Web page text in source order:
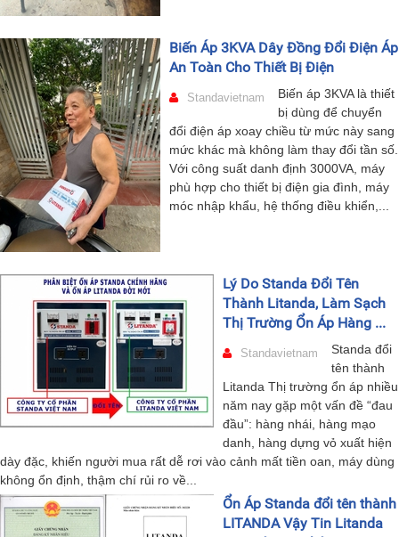
Biến Áp 3KVA Dây Đồng Đổi Điện Áp
An Toàn Cho Thiết Bị Điện
Standavietnam
Biến áp 3KVA là thiết
bị dùng để chuyển
đổi điện áp xoay chiều từ mức này sang
mức khác mà không làm thay đổi tần số.
Với công suất danh định 3000VA, máy
phù hợp cho thiết bị điện gia đình, máy
móc nhập khẩu, hệ thống điều khiển,...
Lý Do Standa Đổi Tên
Thành Litanda, Làm Sạch
Thị Trường Ổn Áp Hàng ...
Standavietnam
Standa đổi
tên thành
Litanda Thị trường ổn áp nhiều
năm nay gặp một vấn đề “đau
đầu”: hàng nhái, hàng mạo
danh, hàng dựng vỏ xuất hiện
dày đặc, khiến người mua rất dễ rơi vào cảnh mất tiền oan, máy dùng
không ổn định, thậm chí rủi ro về...
Ổn Áp Standa đổi tên thành
LITANDA Vậy Tin Litanda